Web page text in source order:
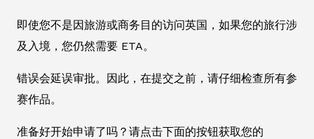
即使您不是因旅游或商务目的访问英国，如果您的旅行涉
及入境，您仍然需要 ETA。
错误会延误审批。因此，在提交之前，请仔细检查所有参
赛作品。
准备好开始申请了吗？请点击下面的按钮获取您的